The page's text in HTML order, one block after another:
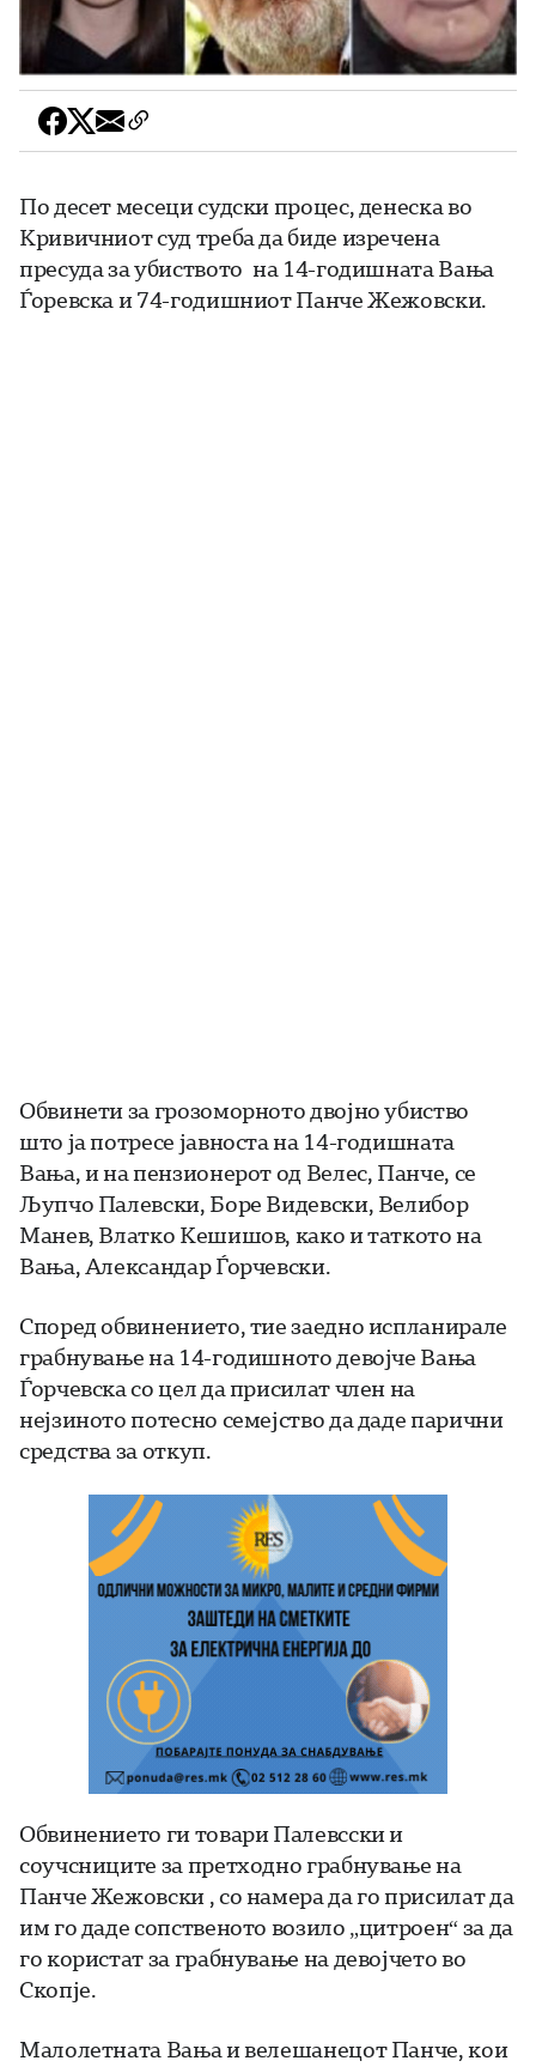
По десет месеци судски процес, денеска во
Кривичниот суд треба да биде изречена
пресуда за убиството на 14-годишната Вања
Ѓоревска и 74-годишниот Панче Жежовски.
Обвинети за грозоморното двојно убиство
што ја потресе јавноста на 14-годишната
Вања, и на пензионерот од Велес, Панче, се
Љупчо Палевски, Боре Видевски, Велибор
Манев, Влатко Кешишов, како и таткото на
Вања, Александар Ѓорчевски.
Според обвинението, тие заедно испланирале
грабнување на 14-годишното девојче Вања
Ѓорчевска со цел да присилат член на
нејзиното потесно семејство да даде парични
средства за откуп.
Обвинението ги товари Палевсски и
соучсниците за претходно грабнување на
Панче Жежовски , со намера да го присилат да
им го даде сопственото возило „цитроен“ за да
го користат за грабнување на девојчето во
Скопје.
Малолетната Вања и велешанецот Панче, кои